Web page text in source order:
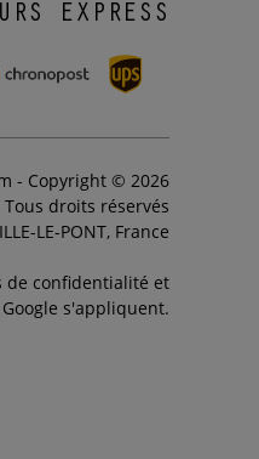
EXPRESS
- Copyright © 2026
Tous droits réservés
LE-PONT, France
de confidentialité et
s'appliquent.